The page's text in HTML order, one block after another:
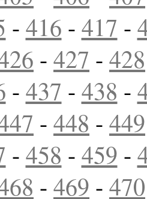
- 416 - 417 -
- 427 - 428
- 437 - 438 -
- 448 - 449
- 458 - 459 -
- 469 - 470